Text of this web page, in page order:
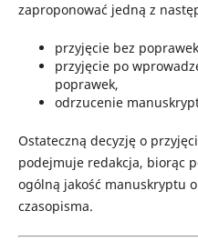
zaproponować jedną z
przyjęcie bez
przyjęcie po
poprawek,
odrzucenie
Ostateczną decyzję o
podejmuje redakcja, biorąc
ogólną jakość manuskryptu
czasopisma.